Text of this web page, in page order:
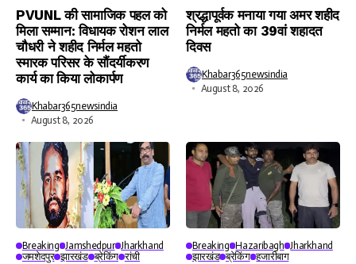
PVUNL की सामाजिक पहल को
मिला सम्मान: विधायक रोशन लाल
चौधरी ने शहीद निर्मल महतो
स्मारक परिसर के सौंदर्यीकरण
कार्य का किया लोकार्पण
Khabar365newsindia
August 8, 2026
श्रद्धापूर्वक मनाया गया अमर शहीद
निर्मल महतो का 39वां शहादत
दिवस
Khabar365newsindia
August 8, 2026
Breaking Jamshedpur Jharkhand
जमशेदपुर झारखंड ब्रेकिंग रांची
Breaking Hazaribagh Jharkhand
झारखंड ब्रेकिंग हजारीबाग